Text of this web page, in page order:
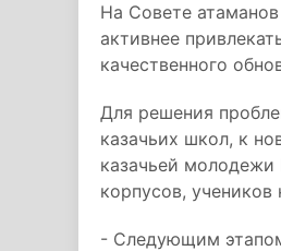
На Совете
активнее
качественного
Для решения
казачьих школ, к
казачьей молодежи
корпусов,
- Следующим